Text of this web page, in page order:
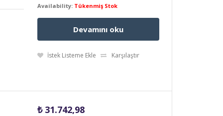
Availability: Tükenmiş Stok
Devamını oku
İstek Listeme Ekle Karşılaştır
₺31.742,98